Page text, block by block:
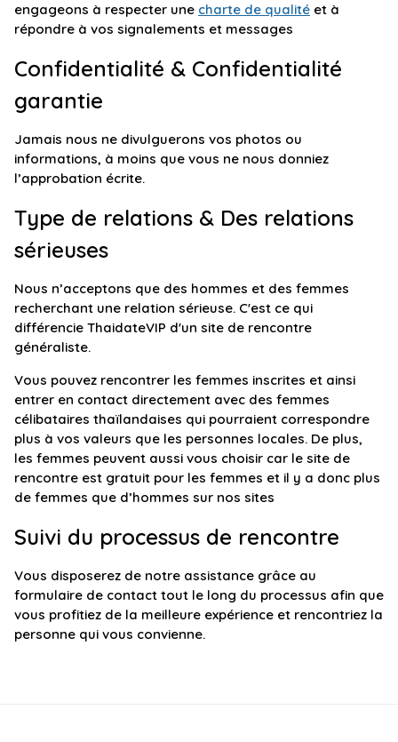
engageons à respecter une charte de qualité et à
répondre à vos signalements et messages
Confidentialité & Confidentialité
garantie
Jamais nous ne divulguerons vos photos ou
informations, à moins que vous ne nous donniez
l’approbation écrite.
Type de relations & Des relations
sérieuses
Nous n’acceptons que des hommes et des femmes
recherchant une relation sérieuse. C'est ce qui
différencie ThaidateVIP d'un site de rencontre
généraliste.
Vous pouvez rencontrer les femmes inscrites et ainsi
entrer en contact directement avec des femmes
célibataires thaïlandaises qui pourraient correspondre
plus à vos valeurs que les personnes locales. De plus,
les femmes peuvent aussi vous choisir car le site de
rencontre est gratuit pour les femmes et il y a donc plus
de femmes que d’hommes sur nos sites
Suivi du processus de rencontre
Vous disposerez de notre assistance grâce au
formulaire de contact tout le long du processus afin que
vous profitiez de la meilleure expérience et rencontriez la
personne qui vous convienne.